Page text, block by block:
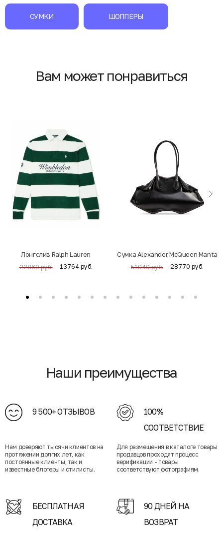
СУМКИ ШОППЕРЫ
Вам может понравиться
Лонгслив Ralph Lauren
22860 руб. 13764 руб.
Cумка Alexander McQueen Manta
51940 руб. 28770 руб.
Наши преимущества
9 500+ ОТЗЫВОВ
Нам доверяют тысячи клиентов на
протяжении долгих лет, как
постоянные клиенты, так и
известные блогеры и стилисты.
100%
СООТВЕТСТВИЕ
Для размещения в каталоге товары
продавцов проходят процесс
верификации - товары
соответствуют фотографиям.
БЕСПЛАТНАЯ
ДОСТАВКА
90 ДНЕЙ НА
ВОЗВРАТ